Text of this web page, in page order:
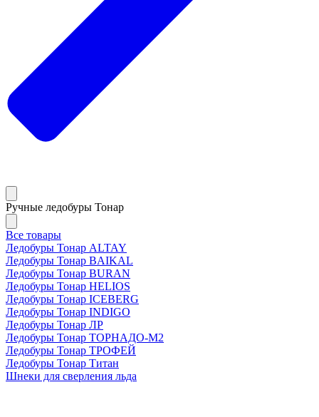
Ручные ледобуры Тонар
Все товары
Ледобуры Тонар ALTAY
Ледобуры Тонар BAIKAL
Ледобуры Тонар BURAN
Ледобуры Тонар HELIOS
Ледобуры Тонар ICEBERG
Ледобуры Тонар INDIGO
Ледобуры Тонар ЛР
Ледобуры Тонар ТОРНАДО-М2
Ледобуры Тонар ТРОФЕЙ
Ледобуры Тонар Титан
Шнеки для сверления льда